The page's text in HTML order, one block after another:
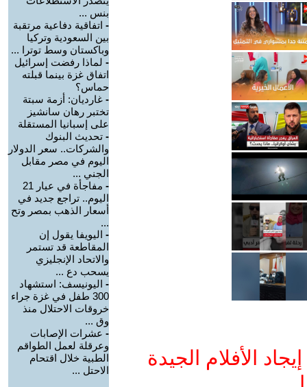
الأفلام الجيدة
بنس ...
- اتفاقية دفاعية مرتقبة
بين السعودية وتركيا
وباكستان وسط توترا ...
- لماذا رفضت إسرائيل
اتفاق غزة بينما قبلته
حماس؟
- غارديان: أزمة سبتة
تختبر رهان سانشيز
على إسبانيا المستقلة
- تحديث البنوك
والشركات.. سعر الدولار
اليوم في مصر مقابل
الجني ...
-
مفاجأة في عيار 21
اليوم.. تراجع جديد في
أسعار الذهب بمصر وتح
...
- اليويفا يقول إن
المقاطعة قد تستمر
والاتحاد الإنجليزي
يسحب دع ...
- اليونيسف: استشهاد
300 طفل في غزة جراء
خروقات الاحتلال منذ
وق ...
- عشرات الإصابات
وعرقلة لعمل الطواقم
الطبية خلال اقتحام
الاحتل ...